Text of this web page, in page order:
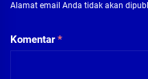
Alamat email Anda tidak akan
Komentar*